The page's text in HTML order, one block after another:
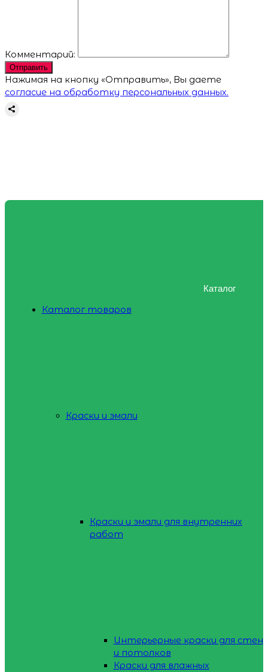
Комментарий:
Отправить
Нажимая на кнопку «Отправить», Вы даете
согласие на обработку персональных данных.
Каталог
Каталог товаров
Краски и эмали
Краски и эмали для внутренних
работ
Интерьерные краски для стен
и потолков
Краски для влажных